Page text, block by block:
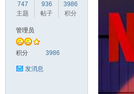
747
主题
936
帖子
3986
积分
管理员
积分 3986
发消息